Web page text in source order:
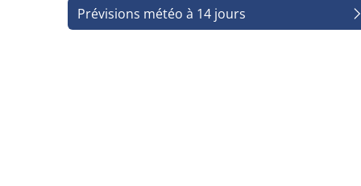
Prévisions météo à 14 jours